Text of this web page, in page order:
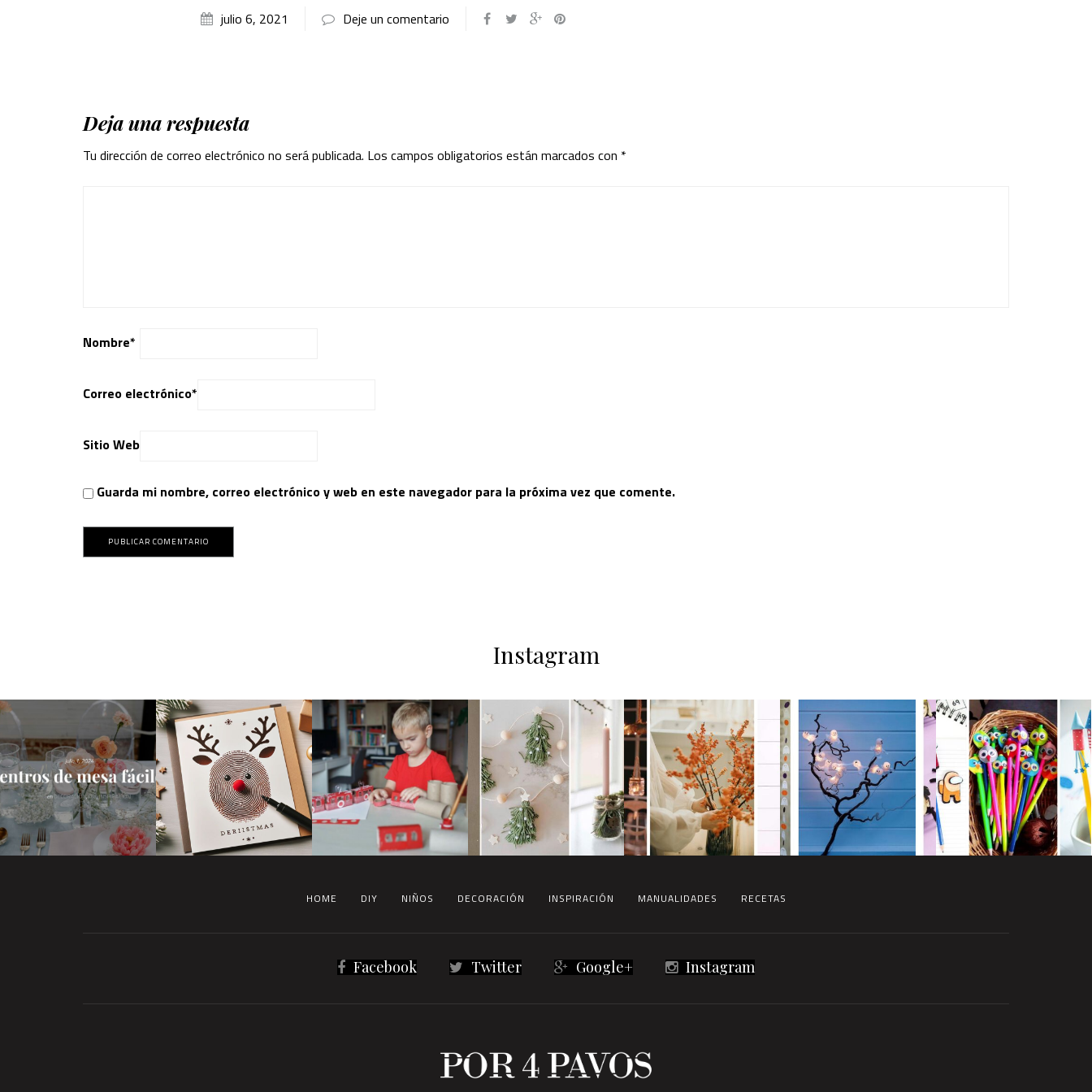
julio 6, 2021 Deje un comentario
Deja una respuesta
Tu dirección de correo electrónico no será publicada. Los campos obligatorios están marcados con *
Nombre*
Correo electrónico*
Sitio Web
Guarda mi nombre, correo electrónico y web en este navegador para la próxima vez que comente.
Instagram
HOME DIY NIÑOS DECORACIÓN INSPIRACIÓN MANUALIDADES RECETAS
Facebook Twitter Google+ Instagram